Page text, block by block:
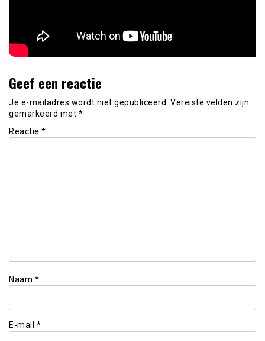
Geef een reactie
Je e-mailadres wordt niet gepubliceerd. Vereiste velden zijn
gemarkeerd met *
Reactie *
Naam *
E-mail *